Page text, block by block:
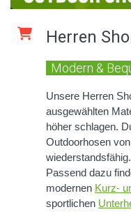
Herren
Modern &
Unsere Herren
ausgewählten
höher schlagen.
Outdoorhosen
wiederstandsfähig.
Passend dazu
modernen Kurz-
sportlichen